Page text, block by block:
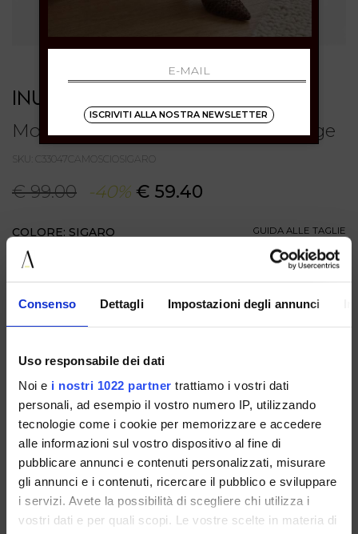
Consenso Dettagli Impostazioni degli annunci
Uso responsabile dei dati
Noi e i nostri 1022 partner trattiamo i vostri dati
personali, ad esempio il vostro numero IP, utilizzando
tecnologie come i cookie per memorizzare e accedere
alle informazioni sul vostro dispositivo al fine di
pubblicare annunci e contenuti personalizzati, misurare
gli annunci e i contenuti, ricercare il pubblico e sviluppare
i servizi. Avete la possibilità di scegliere chi utilizza i
vostri dati e per quali scopi. Le vostre scelte in materia di
INUOVO
Mocassini beige in suede con frange
SKU: C33047CAMOSCIOSIGARO
€ 99.00 -40% € 59.40
COLORE: SIGARO GUIDA ALLE TAGLIE
AGGIUNGI AL CARRELLO
DESCRIZIONE
chic in un design ricercato. Realizzate in suede beige dal
finish morbido, presentano una linea flat con cuciture a vista
e maxi frange decorative con fiocco sul davanti. La punta
arrotondata e la struttura avvolgente le rendono perfette
come mocassini da donna ideali per il tempo libero e per
look casual raffinati. Versatili e femminili, si abbinano
facilmente a jeans, pantaloni morbidi o abiti leggeri. Scegli
queste scarpe in suede per aggiungere un tocco sofisticato
e originale al tuo guardaroba.
ISCRIVITI ALLA NOSTRA NEWSLETTER